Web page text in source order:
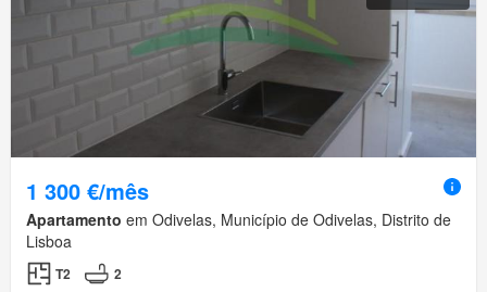
1 300 €/mês
Apartamento em Odivelas, Município de Odivelas, Distrito de
Lisboa
T2
2